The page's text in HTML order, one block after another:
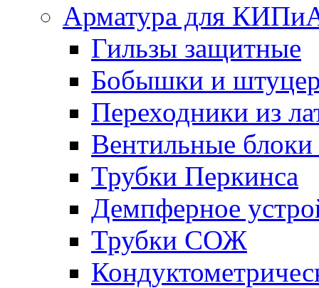
Арматура для
Гильзы защитные
Бобышки и
Переходники из
Вентильные
Трубки Перкинса
Демпферное
Трубки СОЖ